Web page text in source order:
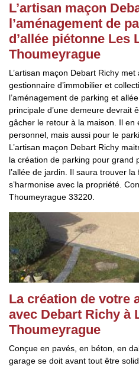
L’artisan maçon
l’aménagement de
d’allée piétonne Les
Thoumeyrague
L’artisan maçon Debart Richy
gestionnaire d’immobilier et
l’aménagement de parking et
principale d’une demeure devrait
gâcher le retour à la maison. Il en
personnel, mais aussi pour le
L’artisan maçon Debart Richy
la création de parking pour grand
l’allée de jardin. Il saura trouver la
s’harmonise avec la propriété.
Thoumeyrague 33220.
La création de votre
avec Debart Richy à
Thoumeyrague
Conçue en pavés, en béton, en
garage se doit avant tout être